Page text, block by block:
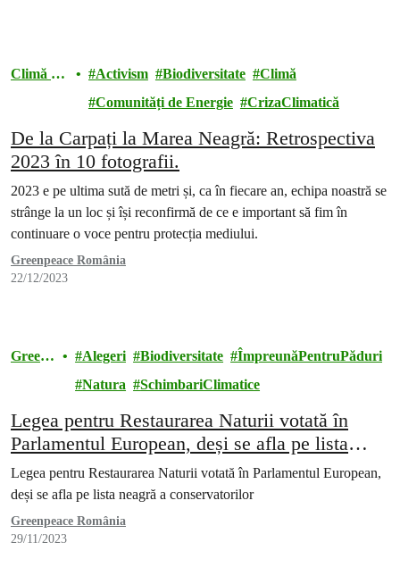
Climă și
Activism Biodiversitate
Climă
Comunități de Energie
CrizaClimatică
De la Carpați la Marea Neagră: Retrospectiva
2023 în 10 fotografii.
2023 e pe ultima sută de metri și, ca în fiecare an, echipa noastră se
strânge la un loc și își reconfirmă de ce e important să fim în
continuare o voce pentru protecția mediului.
Greenpeace România
22/12/2023
Green
Alegeri Biodiversitate
ÎmpreunăPentruPăduri
Natura
SchimbariClimatice
Legea pentru Restaurarea Naturii votată în
Parlamentul European, deși se afla pe lista
neagră a conservatorilor
Legea pentru Restaurarea Naturii votată în Parlamentul European,
deși se afla pe lista neagră a conservatorilor
Greenpeace România
29/11/2023